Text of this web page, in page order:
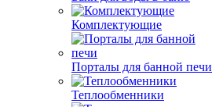
Комплектующие
Порталы для банной печи
Теплообменники